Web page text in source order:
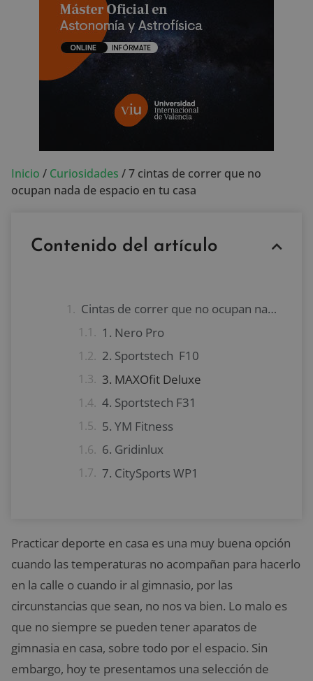
Inicio / Curiosidades /7 cintas de correr que no
ocupan nada de espacio en tu casa
Contenido del artículo
Cintas de correr que no ocupan nada de espacio
1. Nero Pro
2. Sportstech F10
3. MAXOfit Deluxe
4. Sportstech F31
5. YM Fitness
6. Gridinlux
7. CitySports WP1
Practicar deporte en casa es una muy buena opción
cuando las temperaturas no acompañan para hacerlo
en la calle o cuando ir al gimnasio, por las
circunstancias que sean, no nos va bien. Lo malo es
que no siempre se pueden tener aparatos de
gimnasia en casa, sobre todo por el espacio. Sin
embargo, hoy te presentamos una selección de